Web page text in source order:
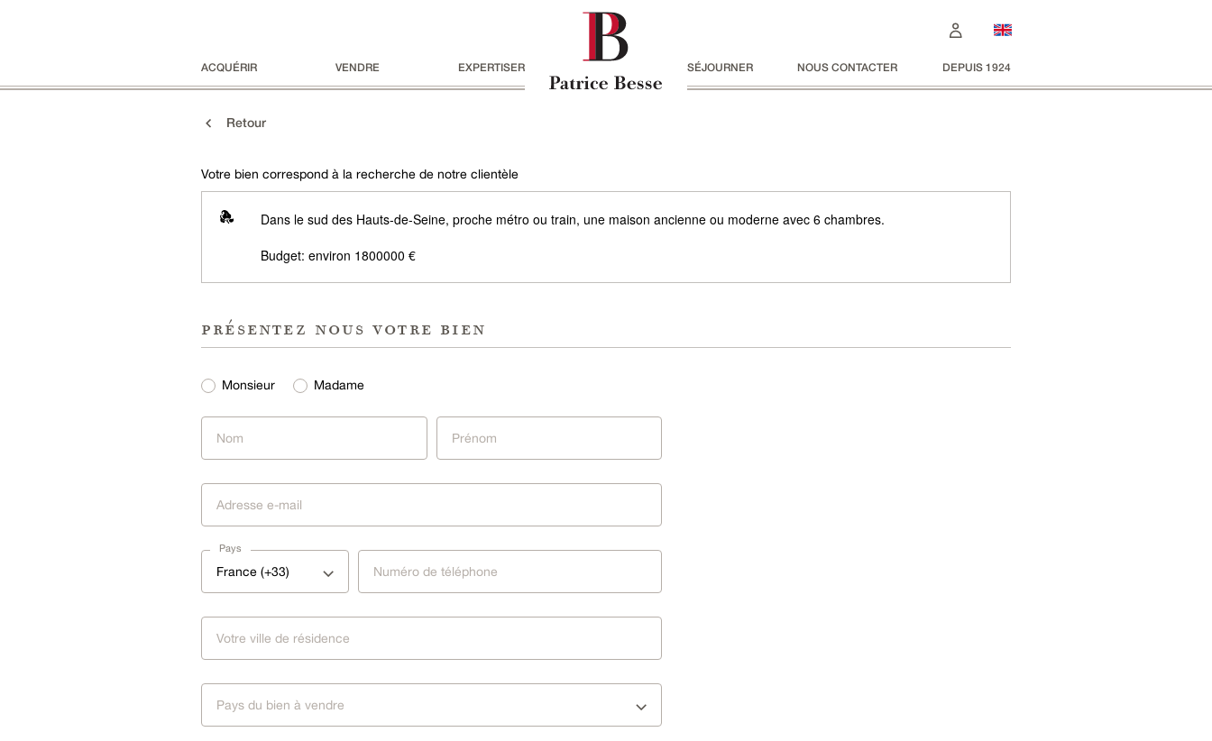
ACQUÉRIR VENDRE EXPERTISER SÉJOURNER NOUS CONTACTER DEPUIS 1924
Retour
Votre bien correspond à la recherche de notre clientèle
Dans le sud des Hauts-de-Seine, proche métro ou train, une maison ancienne ou moderne avec 6 chambres.
Budget: environ 1800000 €
présentez nous votre bien
Monsieur Madame
Pays
France (+33)
Pays du bien à vendre